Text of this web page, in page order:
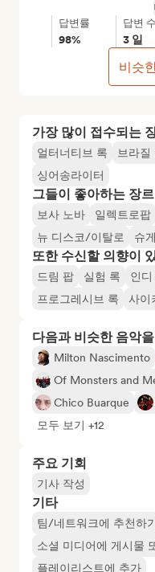
가장 많이 접수되는
얼터너티브 록 브라질
싱어송라이터
그들이 좋아하는 장르
보사 노바 일렉트로팝
뉴 디스코/이탈로
슈
또한 수신할 의향이
드림 팝 실험 록 인디
프로그레시브 록
사이
다음과 비슷한 음악
Milton Nascimento
Of Monsters and
Chico Buarque
모두 보기 +12
주요 기회
기사 작성
기타
팀/네트워크에 추천하
소셜 미디어에 게시물
플레이리스트에 추가
답변률
98%
답변 수
3 일
비슷